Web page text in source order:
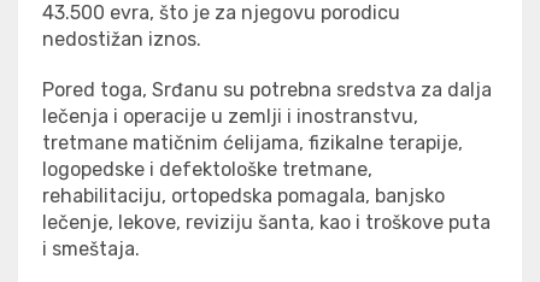
43.500 evra, što je za njegovu porodicu
nedostižan iznos.
Pored toga, Srđanu su potrebna sredstva za dalja
lečenja i operacije u zemlji i inostranstvu,
tretmane matičnim ćelijama, fizikalne terapije,
logopedske i defektološke tretmane,
rehabilitaciju, ortopedska pomagala, banjsko
lečenje, lekove, reviziju šanta, kao i troškove puta
i smeštaja.